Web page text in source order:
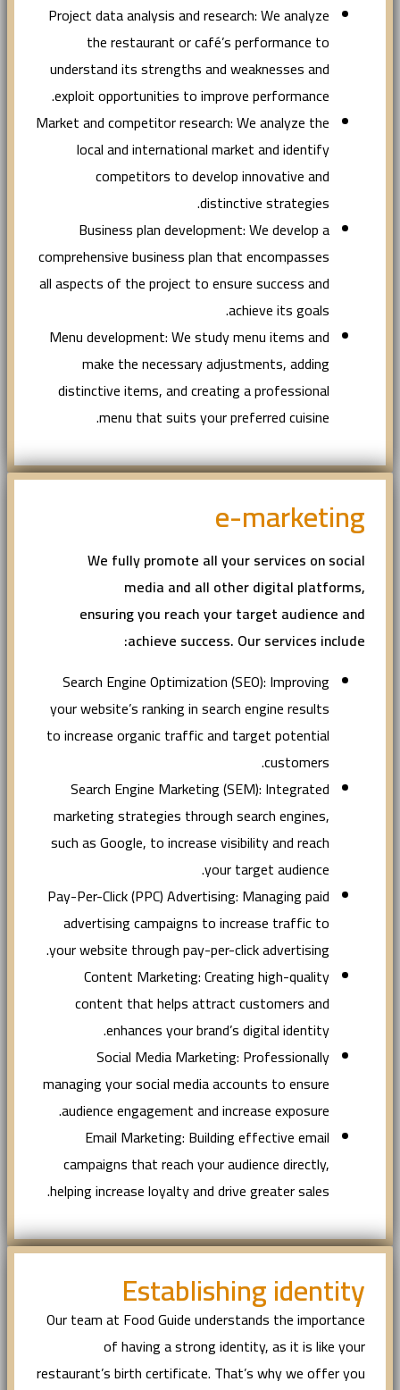
Project data analysis and research: We analyze
the restaurant or café’s performance to
understand its strengths and weaknesses and
exploit opportunities to improve performance.
Market and competitor research: We analyze the
local and international market and identify
competitors to develop innovative and
distinctive strategies.
Business plan development: We develop a
comprehensive business plan that encompasses
all aspects of the project to ensure success and
achieve its goals.
Menu development: We study menu items and
make the necessary adjustments, adding
distinctive items, and creating a professional
menu that suits your preferred cuisine.
e-marketing
We fully promote all your services on social
media and all other digital platforms,
ensuring you reach your target audience and
achieve success. Our services include:
Search Engine Optimization (SEO): Improving
your website’s ranking in search engine results
to increase organic traffic and target potential
customers.
Search Engine Marketing (SEM): Integrated
marketing strategies through search engines,
such as Google, to increase visibility and reach
your target audience.
Pay-Per-Click (PPC) Advertising: Managing paid
advertising campaigns to increase traffic to
your website through pay-per-click advertising.
Content Marketing: Creating high-quality
content that helps attract customers and
enhances your brand’s digital identity.
Social Media Marketing: Professionally
managing your social media accounts to ensure
audience engagement and increase exposure.
Email Marketing: Building effective email
campaigns that reach your audience directly,
helping increase loyalty and drive greater sales.
Establishing identity
Our team at Food Guide understands the importance
of having a strong identity, as it is like your
restaurant’s birth certificate. That’s why we offer you